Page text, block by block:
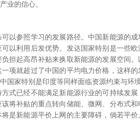
业的信心。
以参照学习的发展路径。中国新能源的
以利用后发优势。发达国家特别是一些
担起高昂补贴来换取新能源的发展空间
项就超过了中国的平均电力价格，这样
国家特别是印度等同样面临资源约束与环
式已经不能满足新能源行业的可持续发
将补贴的重点转向储能、微网、分布式
是新能源平价上网的主要障碍，倘若平